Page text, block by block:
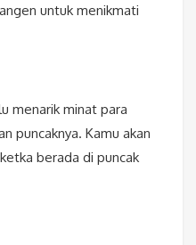
untuk menikmati
menarik minat para
puncaknya. Kamu akan
berada di puncak